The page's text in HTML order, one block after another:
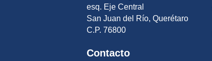
esq. Eje Central
San Juan del Río, Querétaro
C.P. 76800
Contacto